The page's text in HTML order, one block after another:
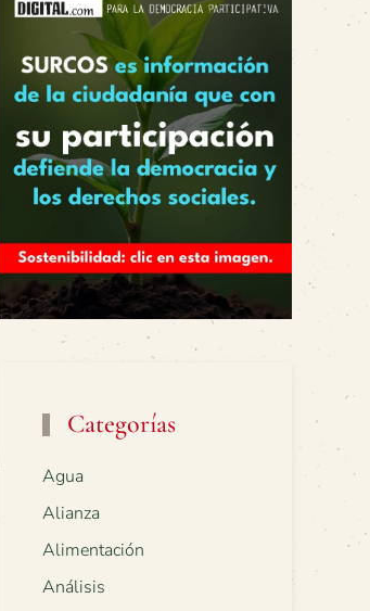
Categorías
Agua
Alianza
Alimentación
Análisis